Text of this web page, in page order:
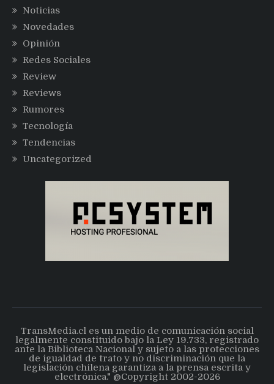
Noticias
Novedades
Opinión
Redes Sociales
Review
Reviews
Rumores
Tecnología
Tendencias
Uncategorized
TransMedia.cl es un medio de comunicación social
legalmente constituido bajo la Ley 19.733, registrado
ante la Biblioteca Nacional y sujeto a las protecciones
de igualdad de trato y no discriminación que la
legislación chilena garantiza a la prensa escrita y
electrónica." @Copyright 2002-2026